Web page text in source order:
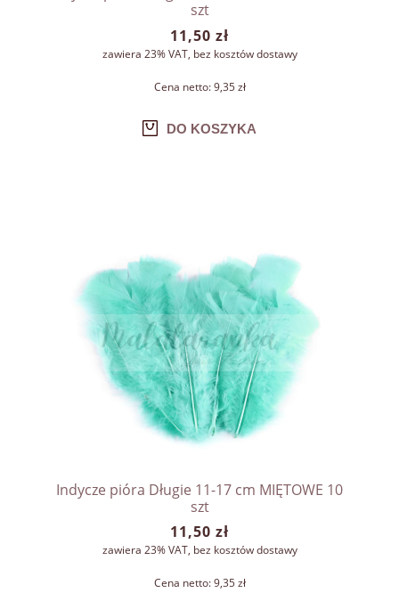
szt
11,50 zł
zawiera 23% VAT, bez kosztów dostawy
Cena netto:9,35 zł
DO KOSZYKA
Indycze pióra Długie 11-17 cm MIĘTOWE 10
szt
11,50 zł
zawiera 23% VAT, bez kosztów dostawy
Cena netto:9,35 zł